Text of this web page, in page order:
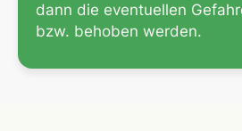
dann die eventuellen
bzw. behoben werden.